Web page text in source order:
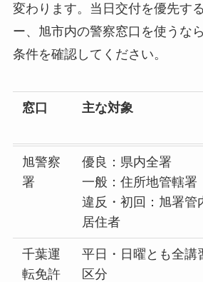
変わります。当日交付を優先す
ー、旭市内の警察窓口を使うな
条件を確認してください。
窓口 主な対象
旭警察
署
優良：県内全署
一般：住所地管轄署
違反・初回：旭署管
居住者
千葉運
転免許
平日・日曜とも全講
区分